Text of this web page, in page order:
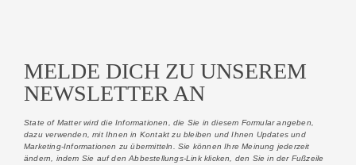
MELDE DICH ZU UNSEREM
NEWSLETTER AN
State of Matter wird die Informationen, die Sie in diesem Formular angeben,
dazu verwenden, mit Ihnen in Kontakt zu bleiben und Ihnen Updates und
Marketing-Informationen zu übermitteln. Sie können Ihre Meinung jederzeit
ändern, indem Sie auf den Abbestellungs-Link klicken, den Sie in der Fußzeile